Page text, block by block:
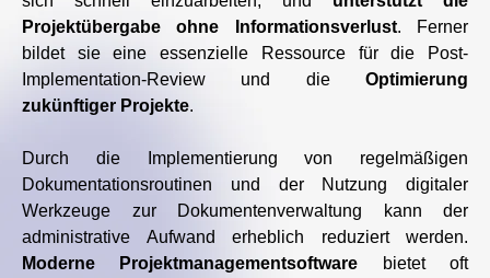
Projektübergabe ohne Informationsverlust. Ferner
bildet sie eine essenzielle Ressource für die Post-
Implementation-Review und die Optimierung
zukünftiger Projekte.
Durch die Implementierung von regelmäßigen
Dokumentationsroutinen und der Nutzung digitaler
Werkzeuge zur Dokumentenverwaltung kann der
administrative Aufwand erheblich reduziert werden.
Moderne Projektmanagementsoftware bietet oft